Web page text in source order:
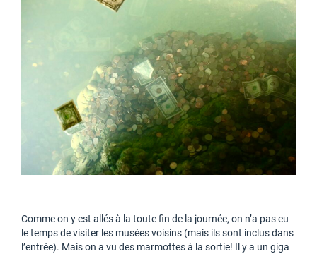
Comme on y est allés à la toute fin de la journée, on n’a pas eu
le temps de visiter les musées voisins (mais ils sont inclus dans
l’entrée). Mais on a vu des marmottes à la sortie! Il y a un giga